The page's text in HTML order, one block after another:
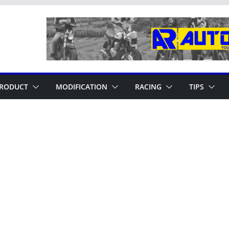
MODIFICATION RACING TIPS